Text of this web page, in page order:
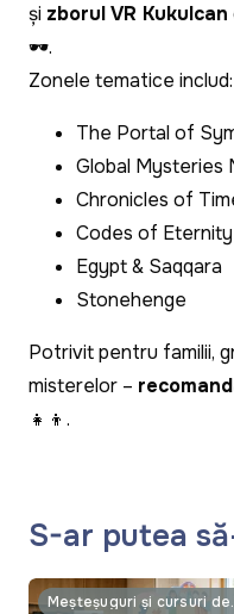
și zborul VR Kukulcan
🕶️.
Zonele tematice includ:
The Portal of
Global Mysteries
Chronicles of
Codes of Eternity
Egypt & Saqqara
Stonehenge
Potrivit pentru familii,
misterelor –
👧👦.
S-ar putea